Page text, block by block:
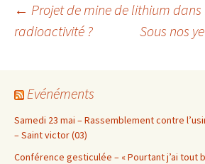
Navigation
articles
← Projet de mine de lithium dans
radioactivité ?
Sous nos
Evénéments
Samedi 23 mai – Rassemblement contre
– Saint victor (03)
Conférence gesticulée – « Pourtant j’ai tout